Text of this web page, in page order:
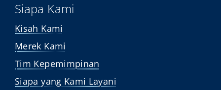
Siapa Kami
Kisah Kami
Merek Kami
Tim Kepemimpinan
Siapa yang Kami Layani